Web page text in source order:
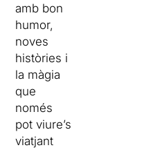
amb bon
humor,
noves
històries i
la màgia
que
només
pot viure’s
viatjant